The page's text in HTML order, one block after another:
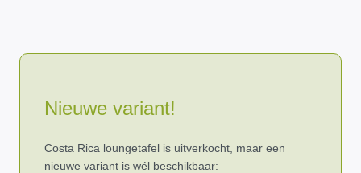
Nieuwe variant!
Costa Rica loungetafel is uitverkocht, maar een
nieuwe variant is wél beschikbaar: